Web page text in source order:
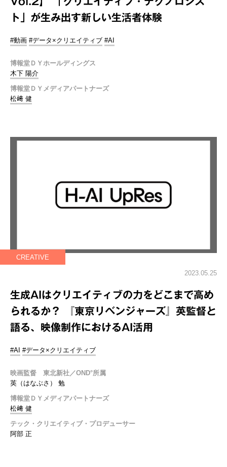
ト」が生み出す新しい生活者体験
#動画 #データ×クリエイティブ #AI
博報堂ＤＹホールディングス
木下 陽介
博報堂ＤＹメディアパートナーズ
松﨑 健
CREATIVE
2023.05.25
生成AIはクリエイティブの力をどこまで高め
られるか？ 『東京リベンジャーズ』英監督と
語る、映像制作におけるAI活用
#AI #データ×クリエイティブ
映画監督 東北新社／OND°所属
英（はなぶさ） 勉
博報堂ＤＹメディアパートナーズ
松﨑 健
テック・クリエイティブ・プロデューサー
阿部 正